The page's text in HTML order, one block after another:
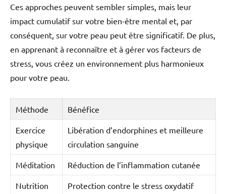
Ces approches peuvent sembler simples, mais leur
impact cumulatif sur votre bien-être mental et, par
conséquent, sur votre peau peut être significatif. De plus,
en apprenant à reconnaître et à gérer vos facteurs de
stress, vous créez un environnement plus harmonieux
pour votre peau.
Méthode Bénéfice
Exercice
physique
Libération d’endorphines et meilleure
circulation sanguine
Méditation Réduction de l’inflammation cutanée
Nutrition Protection contre le stress oxydatif